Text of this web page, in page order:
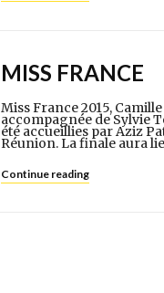
MISS FRANCE
Miss France 2015,
accompagnée de Sylvie
été accueillies par Aziz
Réunion. La finale aura
Continue reading